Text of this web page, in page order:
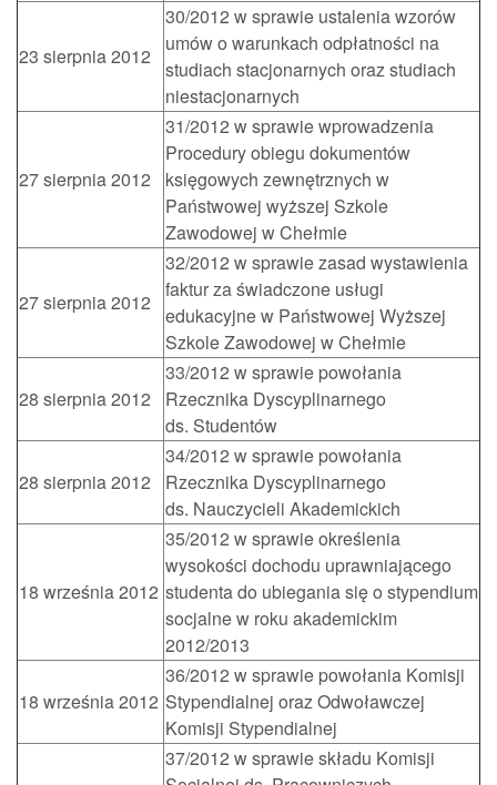
23 sierpnia 2012
30/2012 w sprawie ustalenia wzorów
umów o warunkach odpłatności na
studiach stacjonarnych oraz studiach
niestacjonarnych
27 sierpnia 2012
31/2012 w sprawie wprowadzenia
Procedury obiegu dokumentów
księgowych zewnętrznych w
Państwowej wyższej Szkole
Zawodowej w Chełmie
27 sierpnia 2012
32/2012 w sprawie zasad wystawienia
faktur za świadczone usługi
edukacyjne w Państwowej Wyższej
Szkole Zawodowej w Chełmie
28 sierpnia 2012
33/2012 w sprawie powołania
Rzecznika Dyscyplinarnego
ds. Studentów
28 sierpnia 2012
34/2012 w sprawie powołania
Rzecznika Dyscyplinarnego
ds. Nauczycieli Akademickich
18 września 2012
35/2012 w sprawie określenia
wysokości dochodu uprawniającego
studenta do ubiegania się o stypendium
socjalne w roku akademickim
2012/2013
18 września 2012
36/2012 w sprawie powołania Komisji
Stypendialnej oraz Odwoławczej
Komisji Stypendialnej
37/2012 w sprawie składu Komisji